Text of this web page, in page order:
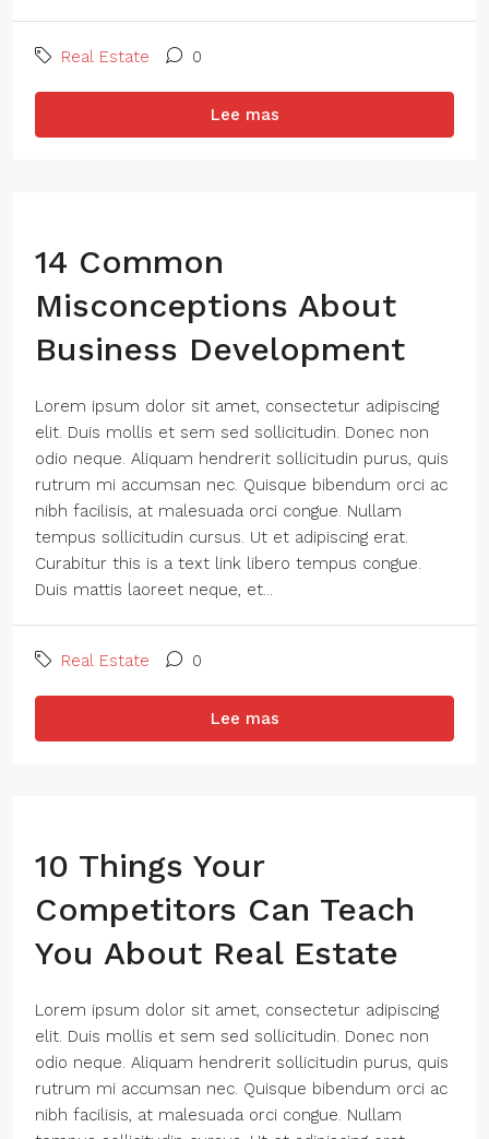
Real Estate 0
Lee mas
14 Common
Misconceptions About
Business Development
Lorem ipsum dolor sit amet, consectetur adipiscing
elit. Duis mollis et sem sed sollicitudin. Donec non
odio neque. Aliquam hendrerit sollicitudin purus, quis
rutrum mi accumsan nec. Quisque bibendum orci ac
nibh facilisis, at malesuada orci congue. Nullam
tempus sollicitudin cursus. Ut et adipiscing erat.
Curabitur this is a text link libero tempus congue.
Duis mattis laoreet neque, et...
Real Estate 0
Lee mas
10 Things Your
Competitors Can Teach
You About Real Estate
Lorem ipsum dolor sit amet, consectetur adipiscing
elit. Duis mollis et sem sed sollicitudin. Donec non
odio neque. Aliquam hendrerit sollicitudin purus, quis
rutrum mi accumsan nec. Quisque bibendum orci ac
nibh facilisis, at malesuada orci congue. Nullam